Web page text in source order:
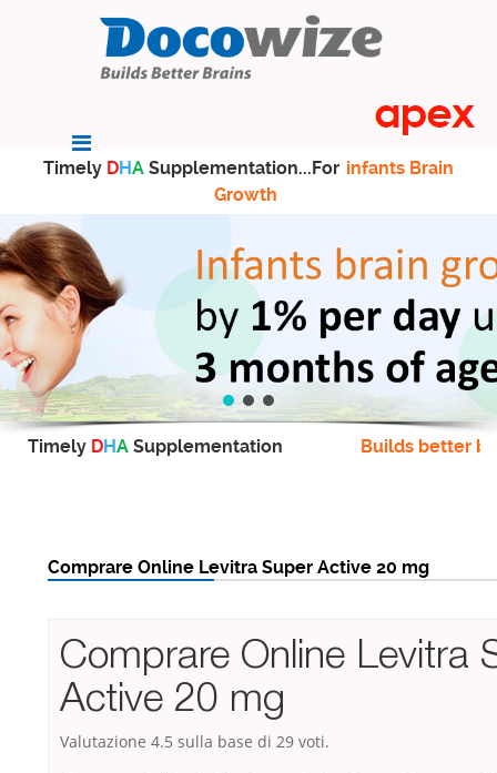
Timely DHA Supplementation...For infants Brain
Growth
Timely DHA Supplementation Builds better
Comprare Online Levitra Super Active 20 mg
Comprare Online Levitra
Active 20 mg
Valutazione 4.5 sulla base di 29 voti.